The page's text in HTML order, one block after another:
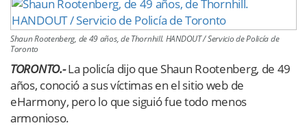
×
Shaun Rootenberg, de 49 años, de Thornhill. HANDOUT / Servicio de Policía de
Toronto
TORONTO.- La policía dijo que Shaun Rootenberg, de 49
años, conoció a sus víctimas en el sitio web de
eHarmony, pero lo que siguió fue todo menos
armonioso.